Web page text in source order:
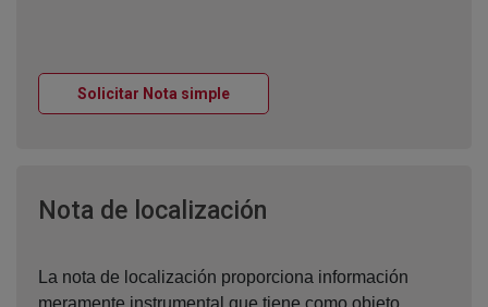
Solicitar Nota simpleVentana nueva
Nota de localización
La nota de localización proporciona información